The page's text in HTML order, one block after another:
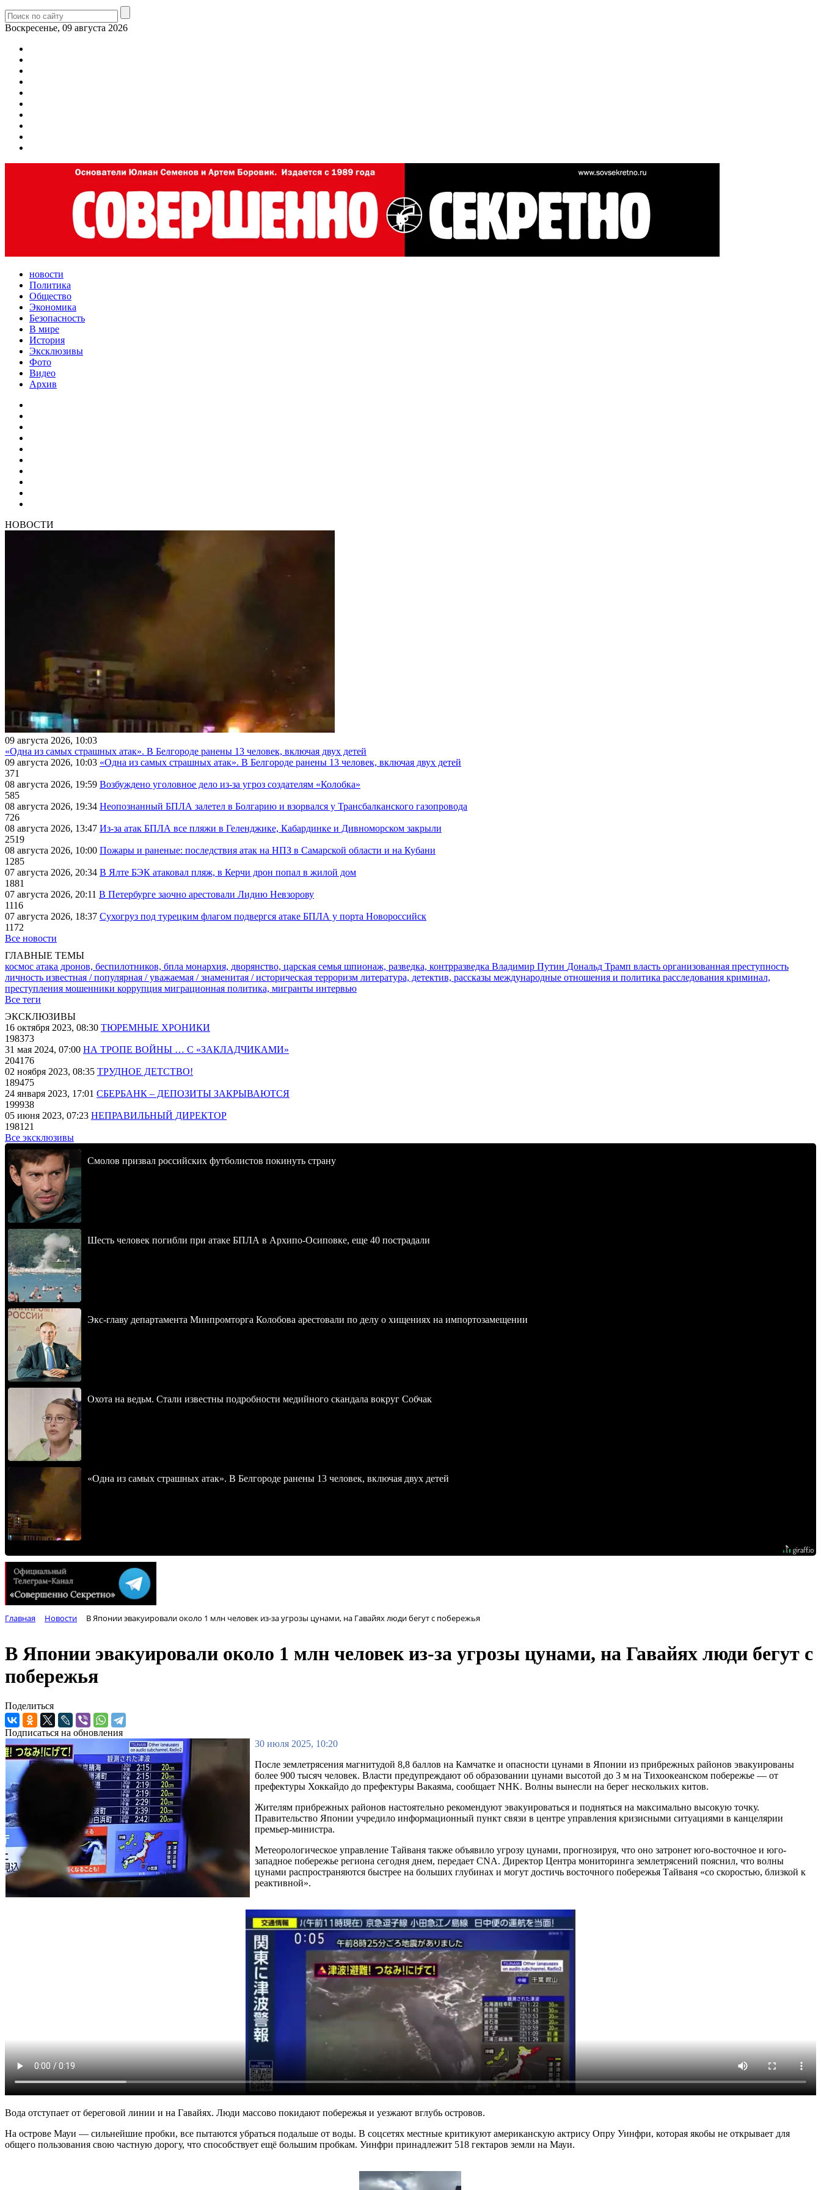
Воскресенье, 09 августа 2026
новости
Политика
Общество
Экономика
Безопасность
В мире
История
Эксклюзивы
Фото
Видео
Архив
НОВОСТИ
09 августа 2026, 10:03
«Одна из самых страшных атак». В Белгороде ранены 13 человек, включая двух детей
09 августа 2026, 10:03 «Одна из самых страшных атак». В Белгороде ранены 13 человек, включая двух детей
371
08 августа 2026, 19:59 Возбуждено уголовное дело из-за угроз создателям «Колобка»
585
08 августа 2026, 19:34 Неопознанный БПЛА залетел в Болгарию и взорвался у Трансбалканского газопровода
726
08 августа 2026, 13:47 Из-за атак БПЛА все пляжи в Геленджике, Кабардинке и Дивноморском закрыли
2519
08 августа 2026, 10:00 Пожары и раненые: последствия атак на НПЗ в Самарской области и на Кубани
1285
07 августа 2026, 20:34 В Ялте БЭК атаковал пляж, в Керчи дрон попал в жилой дом
1881
07 августа 2026, 20:11 В Петербурге заочно арестовали Лидию Невзорову
1116
07 августа 2026, 18:37 Сухогруз под турецким флагом подвергся атаке БПЛА у порта Новороссийск
1172
Все новости
ГЛАВНЫЕ ТЕМЫ
космос атака дронов, беспилотников, бпла монархия, дворянство, царская семья шпионаж, разведка, контрразведка Владимир Путин Дональд Трамп власть организованная преступность
личность известная / популярная / уважаемая / знаменитая / историческая терроризм литература, детектив, рассказы международные отношения и политика расследования криминал,
преступления мошенники коррупция миграционная политика, мигранты интервью
Все теги
ЭКСКЛЮЗИВЫ
16 октября 2023, 08:30 ТЮРЕМНЫЕ ХРОНИКИ
198373
31 мая 2024, 07:00 НА ТРОПЕ ВОЙНЫ … С «ЗАКЛАДЧИКАМИ»
204176
02 ноября 2023, 08:35 ТРУДНОЕ ДЕТСТВО!
189475
24 января 2023, 17:01 СБЕРБАНК – ДЕПОЗИТЫ ЗАКРЫВАЮТСЯ
199938
05 июня 2023, 07:23 НЕПРАВИЛЬНЫЙ ДИРЕКТОР
198121
Все эксклюзивы
Смолов призвал российских футболистов покинуть страну
Шесть человек погибли при атаке БПЛА в Архипо-Осиповке, еще 40 пострадали
Экс-главу департамента Минпромторга Колобова арестовали по делу о хищениях на импортозамещении
Охота на ведьм. Стали известны подробности медийного скандала вокруг Собчак
«Одна из самых страшных атак». В Белгороде ранены 13 человек, включая двух детей
Главная Новости В Японии эвакуировали около 1 млн человек из-за угрозы цунами, на Гавайях люди бегут с побережья
В Японии эвакуировали около 1 млн человек из-за угрозы цунами, на Гавайях люди бегут с
побережья
Поделиться
Подписаться на обновления
30 июля 2025, 10:20
После землетрясения магнитудой 8,8 баллов на Камчатке и опасности цунами в Японии из прибрежных районов эвакуированы
более 900 тысяч человек. Власти предупреждают об образовании цунами высотой до 3 м на Тихоокеанском побережье — от
префектуры Хоккайдо до префектуры Вакаяма, сообщает NHK. Волны вынесли на берег нескольких китов.
Жителям прибрежных районов настоятельно рекомендуют эвакуироваться и подняться на максимально высокую точку.
Правительство Японии учредило информационный пункт связи в центре управления кризисными ситуациями в канцелярии
премьер-министра.
Метеорологическое управление Тайваня также объявило угрозу цунами, прогнозируя, что оно затронет юго-восточное и юго-
западное побережье региона сегодня днем, передает CNA. Директор Центра мониторинга землетрясений пояснил, что волны
цунами распространяются быстрее на больших глубинах и могут достичь восточного побережья Тайваня «со скоростью, близкой к
реактивной».
Вода отступает от береговой линии и на Гавайях. Люди массово покидают побережья и уезжают вглубь островов.
На острове Мауи — сильнейшие пробки, все пытаются убраться подальше от воды. В соцсетях местные критикуют американскую актрису Опру Уинфри, которая якобы не открывает для
общего пользования свою частную дорогу, что способствует ещё большим пробкам. Уинфри принадлежит 518 гектаров земли на Мауи.